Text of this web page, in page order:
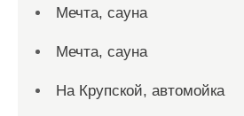
Мечта, сауна
Мечта, сауна
На Крупской, автомойка